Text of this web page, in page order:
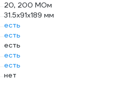
20, 200 МОм
31.5х91х189 мм
есть
есть
есть
есть
есть
нет